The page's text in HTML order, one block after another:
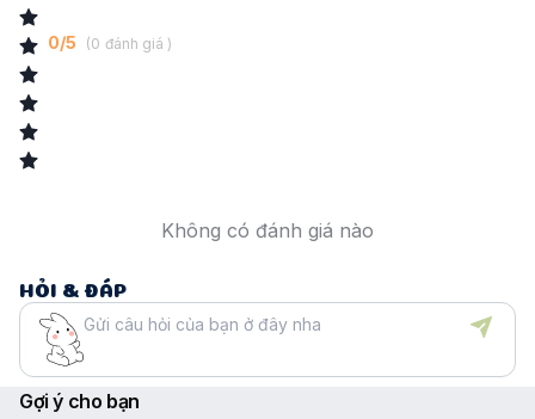
khỏi các yếu tố gây kích ứng từ môi trường.
Phù hợp cho da nhạy cảm của trẻ sơ sinh
kế đặc biệt để chăm sóc làn da mỏng manh của bé ngay từ những
tháng đầu đời. Mẹ bầu cũng có thể sử dụng để dưỡng da một cách
an toàn.
0/5 (0 đánh giá )
Không có đánh giá nào
HỎI & ĐÁP
Gợi ý cho bạn